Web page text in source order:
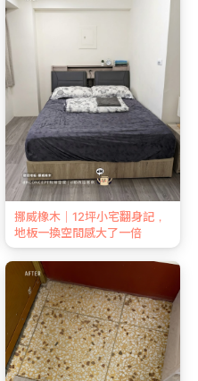
挪威橡木｜12坪小宅翻身記，
地板一換空間感大了一倍